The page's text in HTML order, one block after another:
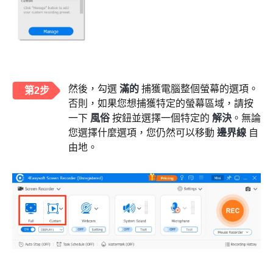
第2步 然後，勾選 滿的 捕獲電腦整個螢幕的選項。
否則，如果您想捕獲特定的螢幕區域，請按
一下 風俗按鈕並選擇一個特定的 解決 。無論
您選擇什麼選項，您仍然可以移動 邊界線 自
由地。